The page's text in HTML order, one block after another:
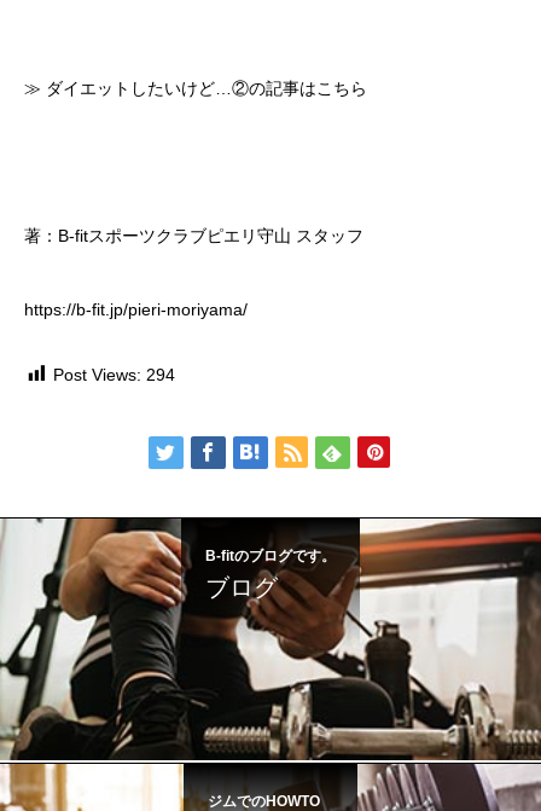
≫ ダイエットしたいけど…②の記事はこちら
著：B-fitスポーツクラブピエリ守山 スタッフ
https://b-fit.jp/pieri-moriyama/
Post Views: 294
B-fitのブログです。
ブログ
ジムでのHOWTO